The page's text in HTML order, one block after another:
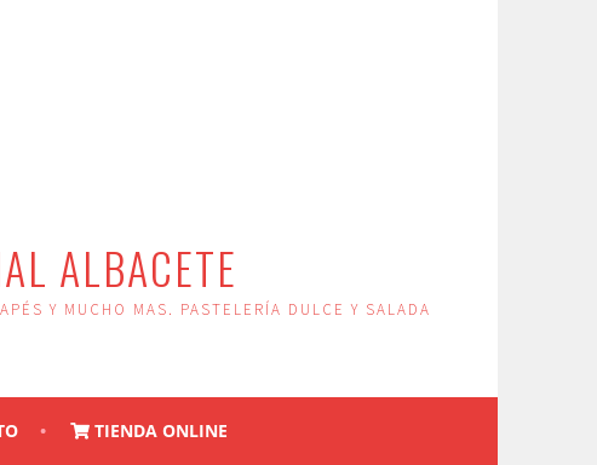
ALBACETE
Y MUCHO MAS. PASTELERÍA DULCE Y SALADA
TIENDA ONLINE